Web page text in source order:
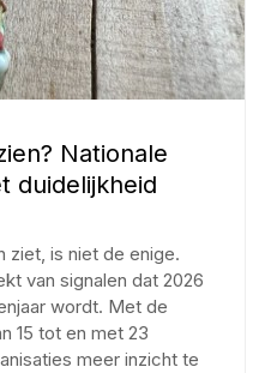
Nationale
duidelijkheid
ziet, is niet de enige.
van signalen dat 2026
wordt. Met de
15 tot en met 23
meer inzicht te